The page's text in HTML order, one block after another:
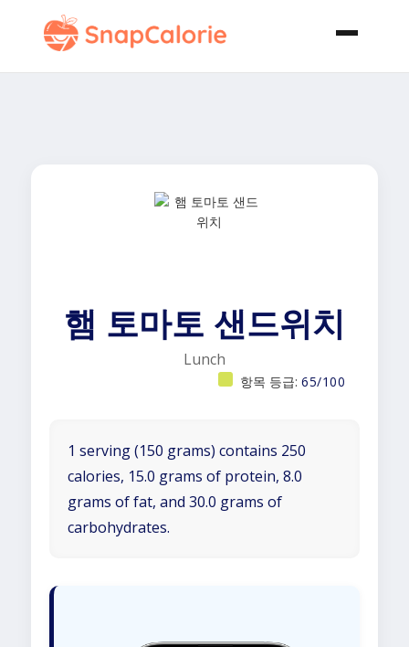
햄 토마토 샌드위치
Lunch
항목 등급: 65/100
1 serving (150 grams) contains 250
calories, 15.0 grams of protein, 8.0
grams of fat, and 30.0 grams of
carbohydrates.